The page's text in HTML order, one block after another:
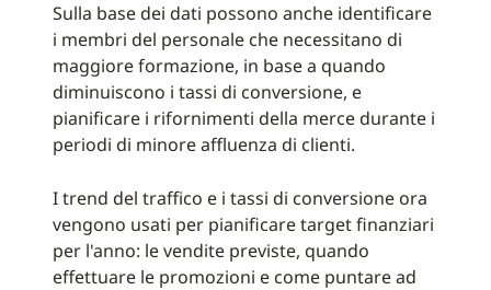
Sulla base dei dati possono anche identificare
i membri del personale che necessitano di
maggiore formazione, in base a quando
diminuiscono i tassi di conversione, e
pianificare i rifornimenti della merce durante i
periodi di minore affluenza di clienti.
I trend del traffico e i tassi di conversione ora
vengono usati per pianificare target finanziari
per l'anno: le vendite previste, quando
effettuare le promozioni e come puntare ad